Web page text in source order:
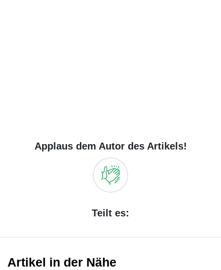
Applaus dem Autor des Artikels!
Teilt es:
Artikel in der Nähe